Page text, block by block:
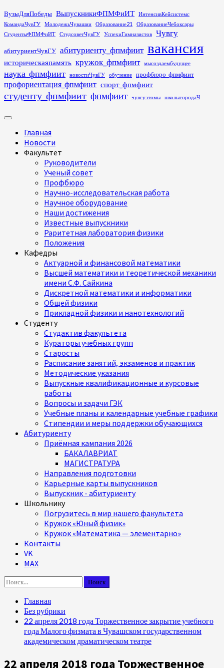
Перейти
к
содержимому
ВузыДляПобеды ВыпускникиФПМФиИТ
ИнтенсивКейсистемс
КомандаЧувГУ
МолодежьЧувашии Образование21
ОбразованиеЧебоксары
СтудентыФПМФиИТ
СтудсоветЧувГУ УспехиГимназистов Чувгу
абитуриентЧувГУ абитуриенту_фпмфиит вакансия
историческаяпамять кружок_фпмфиит мысоздаембудущее
наука_фпмфиит новостиЧувГУ обучение профбюро_фпмфиит
профориентация_фпмфиит спорт_фпмфиит
студенту_фпмфиит фпмфиит чувгуэтомы школыгородаЧ
Основное
Главная
Новости
Факультет
Руководители
Ученый совет
Профбюро
Научно-исследовательская работа
Научное оборудование
Наши достижения
Известные выпускники
Раритетная лаборатория физики
Положения
Кафедры
Актуарной и финансовой математики
Высшей математики и теоретической механики
имени С.Ф. Сайкина
Дискретной математики и информатики
Общей физики
Прикладной физики и нанотехнологий
Студенту
Студактив факультета
Кураторы учебных групп
Старосты
Расписание занятий, экзаменов и практик
Методические указания
Выпускные квалификационные и курсовые
работы
Вопросы и задачи ГЭК
Учебные планы и календарные учебные графики
Стипендии и меры поддержки обучающихся
Абитуриенту
Приёмная кампания 2026
БАКАЛАВРИАТ
МАГИСТРАТУРА
Направления подготовки
Карьерные карты выпускников
Выпускник - абитуриенту
Школьнику
Погрузитесь в мир нашего факультета
Кружок «Юный физик»
Кружок «Математика — элементарно»
Контакты
VK
MAX
Найти:
Главная
Без рубрики
22 апреля 2018 года Торжественное закрытие учебного
года Малого физмата в Чувашском государственном
академическом драматическом театре
22 апреля 2018 года Торжественное